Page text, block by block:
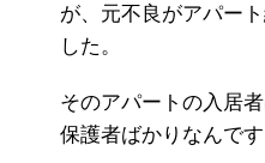
が、元不良がアパー
した。
そのアパートの入居
保護者ばかりなんです